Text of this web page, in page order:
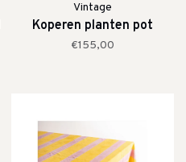
Vintage
Koperen planten pot
€155,00